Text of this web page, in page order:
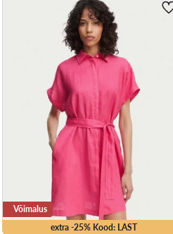
extra -25% Kood: LAST
Võimalus